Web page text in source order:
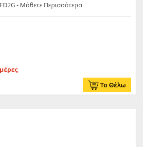
- Μάθετε Περισσότερα
Το Θέλω